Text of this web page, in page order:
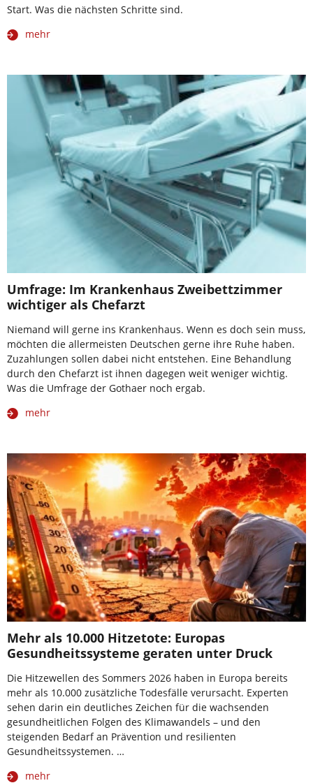
Start. Was die nächsten Schritte sind.
mehr
Umfrage: Im Krankenhaus Zweibettzimmer
wichtiger als Chefarzt
Niemand will gerne ins Krankenhaus. Wenn es doch sein muss,
möchten die allermeisten Deutschen gerne ihre Ruhe haben.
Zuzahlungen sollen dabei nicht entstehen. Eine Behandlung
durch den Chefarzt ist ihnen dagegen weit weniger wichtig.
Was die Umfrage der Gothaer noch ergab.
mehr
Mehr als 10.000 Hitzetote: Europas
Gesundheitssysteme geraten unter Druck
Die Hitzewellen des Sommers 2026 haben in Europa bereits
mehr als 10.000 zusätzliche Todesfälle verursacht. Experten
sehen darin ein deutliches Zeichen für die wachsenden
gesundheitlichen Folgen des Klimawandels – und den
steigenden Bedarf an Prävention und resilienten
Gesundheitssystemen. …
mehr